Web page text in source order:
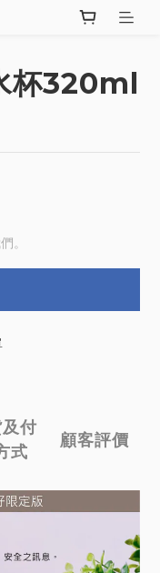
杯320ml
。
付
式
顧客評價